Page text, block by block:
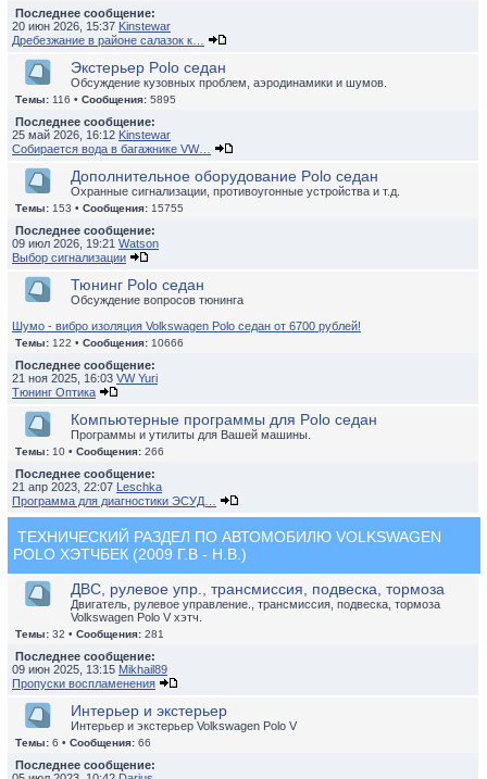
Последнее сообщение:
20 июн 2026, 15:37 Kinstewar
Дребезжание в районе салазок к…
Экстерьер Polo седан
Обсуждение кузовных проблем, аэродинамики и шумов.
Темы: 116 • Сообщения: 5895
Последнее сообщение:
25 май 2026, 16:12 Kinstewar
Собирается вода в багажнике VW…
Дополнительное оборудование Polo седан
Охранные сигнализации, противоугонные устройства и т.д.
Темы: 153 • Сообщения: 15755
Последнее сообщение:
09 июл 2026, 19:21 Watson
Выбор сигнализации
Тюнинг Polo седан
Обсуждение вопросов тюнинга
Шумо - вибро изоляция Volkswagen Polo седан от 6700 рублей!
Темы: 122 • Сообщения: 10666
Последнее сообщение:
21 ноя 2025, 16:03 VW Yuri
Тюнинг Оптика
Компьютерные программы для Polo седан
Программы и утилиты для Вашей машины.
Темы: 10 • Сообщения: 266
Последнее сообщение:
21 апр 2023, 22:07 Leschka
Программа для диагностики ЭСУД…
ТЕХНИЧЕСКИЙ РАЗДЕЛ ПО АВТОМОБИЛЮ VOLKSWAGEN
POLO ХЭТЧБЕК (2009 Г.В - Н.В.)
ДВС, рулевое упр., трансмиссия, подвеска, тормоза
Двигатель, рулевое управление., трансмиссия, подвеска, тормоза
Volkswagen Polo V хэтч.
Темы: 32 • Сообщения: 281
Последнее сообщение:
09 июн 2025, 13:15 Mikhail89
Пропуски воспламенения
Интерьер и экстерьер
Интерьер и экстерьер Volkswagen Polo V
Темы: 6 • Сообщения: 66
Последнее сообщение: